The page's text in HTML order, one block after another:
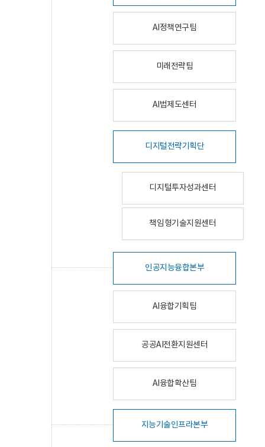
AI정책연구팀
미래전략팀
AI법제도센터
디지털전략기획단
디지털투자성과센터
책임형기술지원센터
인공지능융합본부
AI융합기획팀
공공AI전환지원센터
AI융합확산팀
지능기술인프라본부